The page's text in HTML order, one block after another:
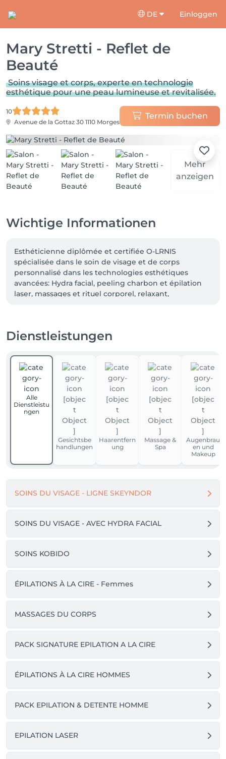
DE Einloggen
Mary Stretti - Reflet de
Beauté
Soins visage et corps, experte en technologie
esthétique pour une peau lumineuse et revitalisée.
10
Avenue de la Gottaz 30 1110 Morges
Termin buchen
Mehr
anzeigen
Wichtige Informationen
Esthéticienne diplômée et certifiée O-LRNIS
spécialisée dans le soin de visage et de corps
personnalisé dans les technologies esthétiques
avancées: Hydra facial, peeling charbon et épilation
laser, massages et rituel corporel, relaxant,
approfondie de la peau afin de proposer un
une peau plus lumineuse, revitalisée et équilibrée.
Profitez d'un moment de bien-être et accordez vous
une véritable parenthèse de détente dans une
atmosphère élégante et professionnelle.
Je serai honorée de vous accompagner et de
prendre soin de vous.
MARY STRETTI
Dienstleistungen
Alle
Dienstleistu
ngen
Gesichtsbe
handlungen
Haarentfern
ung
Massage &
Spa
Augenbrau
en und
Makeup
SOINS DU VISAGE - LIGNE SKEYNDOR
SOINS DU VISAGE - AVEC HYDRA FACIAL
SOINS KOBIDO
ÉPILATIONS À LA CIRE - Femmes
MASSAGES DU CORPS
PACK SIGNATURE EPILATION A LA CIRE
ÉPILATIONS À LA CIRE HOMMES
PACK EPILATION & DETENTE HOMME
EPILATION LASER